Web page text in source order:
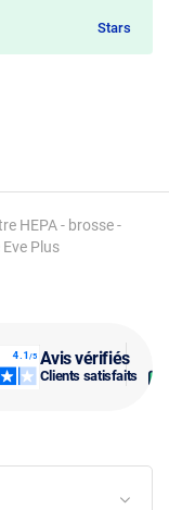
Avis vérifiés
Clients satisfaits
HEPA - brosse -
Plus
Stars